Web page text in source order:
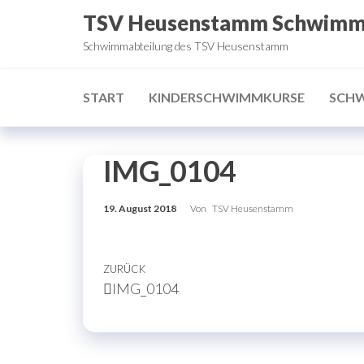
TSV Heusenstamm
Schwimmabteilung des TSV Heusenstamm
START KINDERSCHWIMMKURSE
IMG_0104
19. August 2018 Von TSV Heusenstamm
Beitragsnavigation
Vorheriger
Beitrag
ZURÜCK
IMG_0104